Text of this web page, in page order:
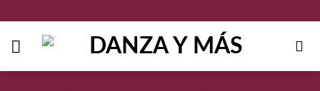
contenido